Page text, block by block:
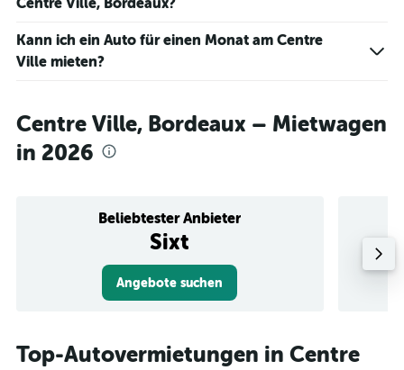
Kann ich ein Auto für einen Monat am Centre
Ville mieten?
Centre Ville, Bordeaux – Mietwagen
in 2026
Beliebtester Anbieter
Sixt
Angebote suchen
Top-Autovermietungen in Centre